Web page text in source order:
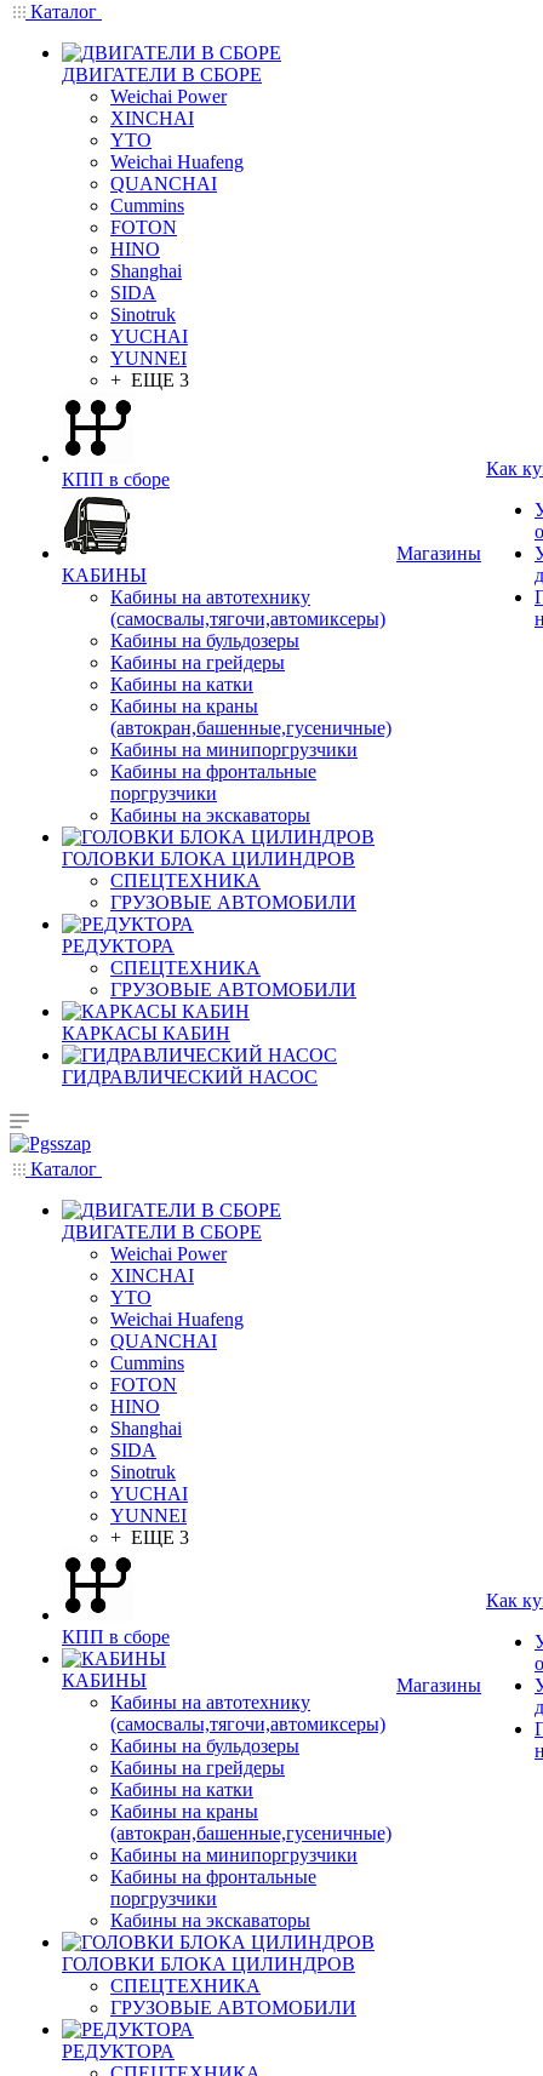
Каталог
ДВИГАТЕЛИ В СБОРЕ
Weichai Power
XINCHAI
YTO
Weichai Huafeng
QUANCHAI
Cummins
FOTON
HINO
Shanghai
SIDA
Sinotruk
YUCHAI
YUNNEI
+ ЕЩЕ 3
КПП в сборе
КАБИНЫ
Кабины на автотехнику
(самосвалы,тягочи,автомиксеры)
Кабины на бульдозеры
Кабины на грейдеры
Кабины на катки
Кабины на краны
(автокран,башенные,гусеничные)
Кабины на минипоргрузчики
Кабины на фронтальные
поргрузчики
Кабины на экскаваторы
ГОЛОВКИ БЛОКА ЦИЛИНДРОВ
СПЕЦТЕХНИКА
ГРУЗОВЫЕ АВТОМОБИЛИ
РЕДУКТОРА
СПЕЦТЕХНИКА
ГРУЗОВЫЕ АВТОМОБИЛИ
КАРКАСЫ КАБИН
ГИДРАВЛИЧЕСКИЙ НАСОС
Магазины
Как
Каталог
ДВИГАТЕЛИ В СБОРЕ
Weichai Power
XINCHAI
YTO
Weichai Huafeng
QUANCHAI
Cummins
FOTON
HINO
Shanghai
SIDA
Sinotruk
YUCHAI
YUNNEI
+ ЕЩЕ 3
КПП в сборе
КАБИНЫ
Кабины на автотехнику
(самосвалы,тягочи,автомиксеры)
Кабины на бульдозеры
Кабины на грейдеры
Кабины на катки
Кабины на краны
(автокран,башенные,гусеничные)
Кабины на минипоргрузчики
Кабины на фронтальные
поргрузчики
Кабины на экскаваторы
ГОЛОВКИ БЛОКА ЦИЛИНДРОВ
СПЕЦТЕХНИКА
ГРУЗОВЫЕ АВТОМОБИЛИ
РЕДУКТОРА
Магазины
Как